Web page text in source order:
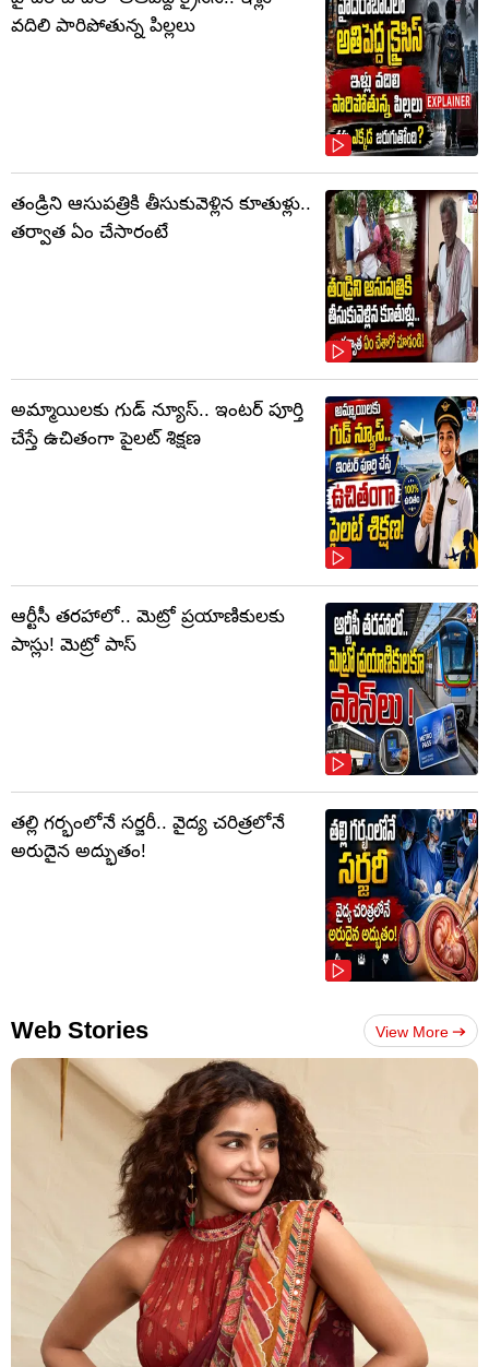
వదిలి పారిపోతున్న పిల్లలు
తండ్రిని ఆసుపత్రికి తీసుకువెళ్లిన కూతుళ్లు..
తర్వాత ఏం చేసారంటే
అమ్మాయిలకు గుడ్ న్యూస్.. ఇంటర్ పూర్తి
చేస్తే ఉచితంగా పైలట్ శిక్షణ
ఆర్టీసీ తరహాలో.. మెట్రో ప్రయాణికులకు
పాస్లు! మెట్రో పాస్
తల్లి గర్భంలోనే సర్జరీ.. వైద్య చరిత్రలోనే
అరుదైన అద్భుతం!
Web Stories View More